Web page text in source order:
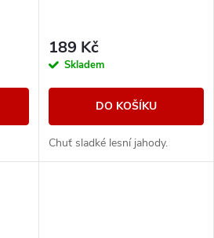
189 Kč
Skladem
DO KOŠÍKU
Chuť sladké lesní jahody.